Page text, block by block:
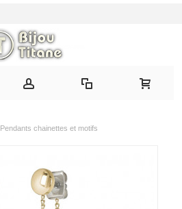
Pendants chainettes et motifs